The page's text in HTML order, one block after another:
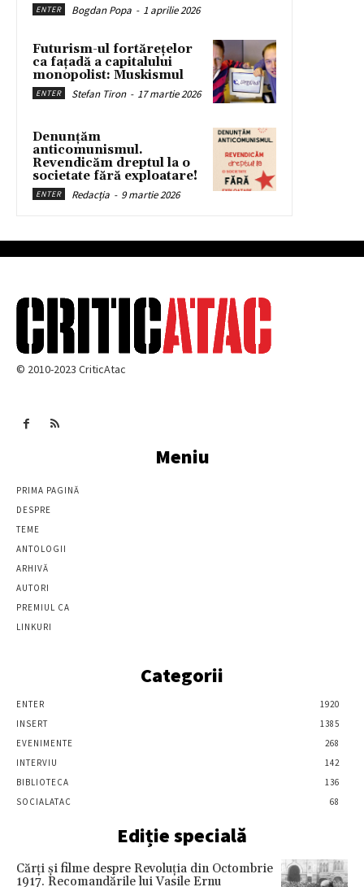
ENTER Bogdan Popa - 1 aprilie 2026
Futurism-ul fortărețelor
ca fațadă a capitalului
monopolist: Muskismul
ENTER Stefan Tiron - 17 martie 2026
Denunțăm
anticomunismul.
Revendicăm dreptul la o
societate fără exploatare!
ENTER Redacția - 9 martie 2026
© 2010-2023 CriticAtac
Meniu
PRIMA PAGINĂ
DESPRE
TEME
ANTOLOGII
ARHIVĂ
AUTORI
PREMIUL CA
LINKURI
Categorii
ENTER
1920
INSERT
1385
EVENIMENTE
268
INTERVIU
142
BIBLIOTECA
136
SOCIALATAC
68
Ediție specială
Cărţi şi filme despre Revoluţia din Octombrie
1917. Recomandările lui Vasile Ernu